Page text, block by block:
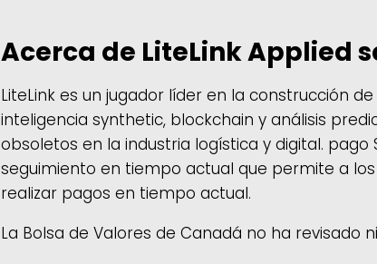
Acerca de LiteLink Applied
LiteLink es un jugador líder en la construcción
inteligencia synthetic, blockchain y análisis
obsoletos en la industria logística y digital.
seguimiento en tiempo actual que permite a
realizar pagos en tiempo actual.
La Bolsa de Valores de Canadá no ha